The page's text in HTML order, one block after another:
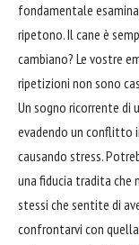
fondamentale
ripetono. Il cane è
cambiano? Le vostre
ripetizioni non sono
Un sogno ricorrente di
evadendo un conflitto
causando stress.
una fiducia tradita che
stessi che sentite di
confrontarvi con